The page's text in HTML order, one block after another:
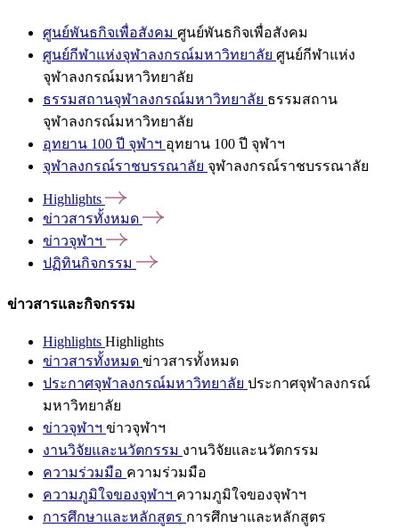
ศูนย์พันธกิจเพื่อสังคม ศูนย์พันธกิจเพื่อสังคม
ศูนย์กีฬาแห่งจุฬาลงกรณ์มหาวิทยาลัย ศูนย์กีฬาแห่ง
จุฬาลงกรณ์มหาวิทยาลัย
ธรรมสถานจุฬาลงกรณ์มหาวิทยาลัย ธรรมสถาน
จุฬาลงกรณ์มหาวิทยาลัย
อุทยาน 100 ปี จุฬาฯ อุทยาน 100 ปี จุฬาฯ
จุฬาลงกรณ์ราชบรรณาลัย จุฬาลงกรณ์ราชบรรณาลัย
Highlights
ข่าวสารทั้งหมด
ข่าวจุฬาฯ
ปฏิทินกิจกรรม
ข่าวสารและกิจกรรม
Highlights Highlights
ข่าวสารทั้งหมด ข่าวสารทั้งหมด
ประกาศจุฬาลงกรณ์มหาวิทยาลัย ประกาศจุฬาลงกรณ์
มหาวิทยาลัย
ข่าวจุฬาฯ ข่าวจุฬาฯ
งานวิจัยและนวัตกรรม งานวิจัยและนวัตกรรม
ความร่วมมือ ความร่วมมือ
ความภูมิใจของจุฬาฯ ความภูมิใจของจุฬาฯ
การศึกษาและหลักสูตร การศึกษาและหลักสูตร